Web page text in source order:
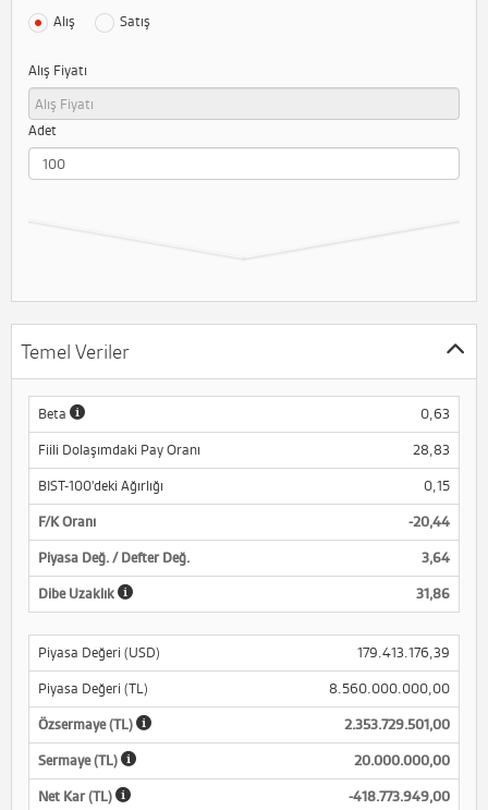
Alış
Satış
Alış Fiyatı
Adet
Temel Veriler
Beta 0,63
Fiili Dolaşımdaki Pay Oranı 28,83
BIST-100'deki Ağırlığı 0,15
F/K Oranı -20,44
Piyasa Değ. / Defter Değ. 3,64
Dibe Uzaklık 31,86
Piyasa Değeri (USD) 179.413.176,39
Piyasa Değeri (TL) 8.560.000.000,00
Özsermaye (TL) 2.353.729.501,00
Sermaye (TL) 20.000.000,00
Net Kar (TL) -418.773.949,00